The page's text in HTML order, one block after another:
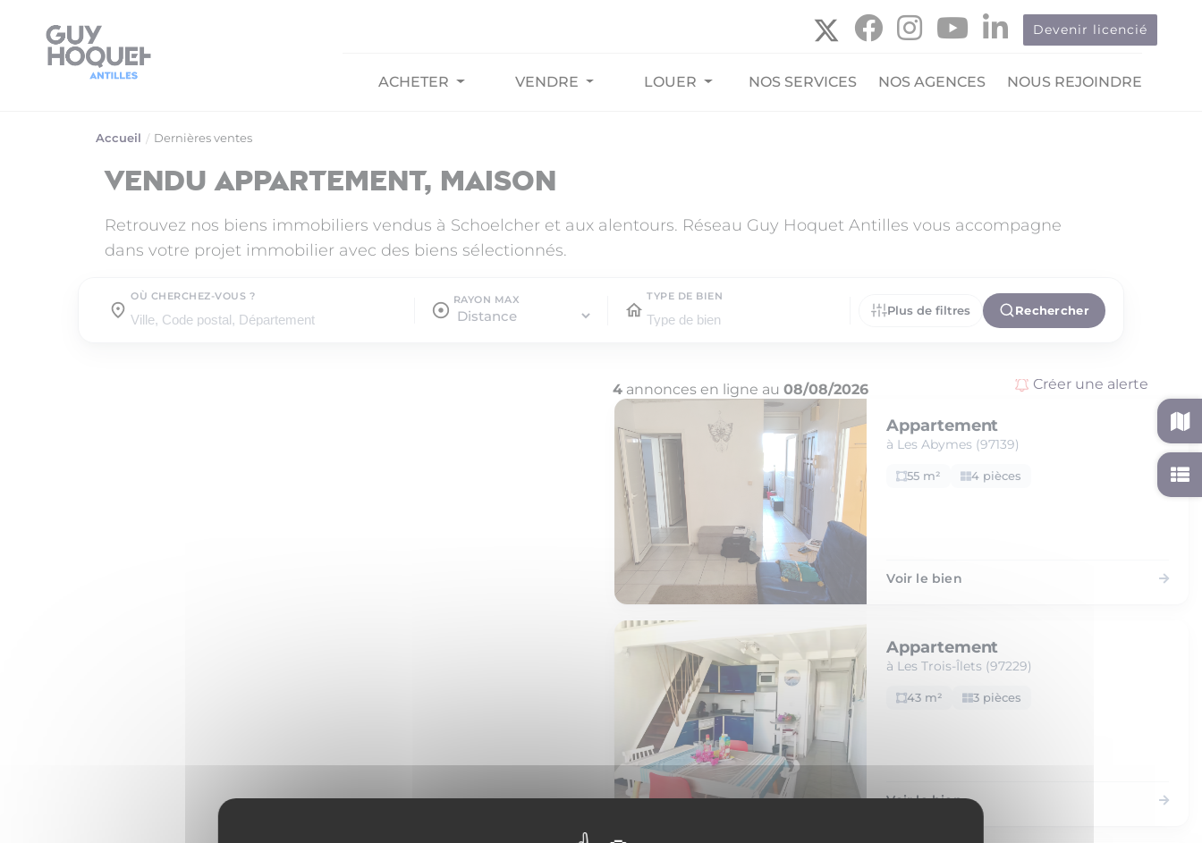
Devenir licencié
ACHETER VENDRE LOUER NOS SERVICES NOS AGENCES NOUS REJOINDRE
Accueil Dernières ventes
Vendu appartement, maison
Retrouvez nos biens immobiliers vendus à Schoelcher et aux alentours. Réseau Guy Hoquet Antilles vous accompagne
dans votre projet immobilier avec des biens sélectionnés.
OÙ CHERCHEZ-VOUS ?
Où cherchez-vous ?
RAYON MAX TYPE DE BIEN
Plus de filtres Rechercher
4 annonces en ligne au08/08/2026 Créer une alerte
Appartement
à Les Abymes (97139)
55 m² 4 pièces
Voir le bien
Appartement
à Les Trois-Îlets (97229)
43 m² 3 pièces
Voir le bien